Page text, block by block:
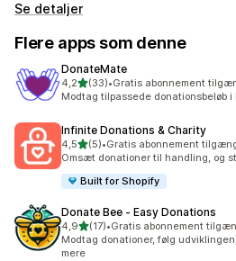
Se detaljer
Flere apps som denne
DonateMate
4,2ud af 5 stjerner
(33)
33 anmeldelser i alt
•Gratis abonnement
Modtag tilpassede donationsbeløb
Infinite Donations & Charity
4,5ud af 5 stjerner
(5)
5 anmeldelser i alt
•Gratis abonnement
Omsæt donationer til handling, og
Built for Shopify
Donate Bee ‑ Easy Donations
4,9ud af 5 stjerner
(17)
17 anmeldelser i alt
•Gratis abonnement
Modtag donationer, følg
mere